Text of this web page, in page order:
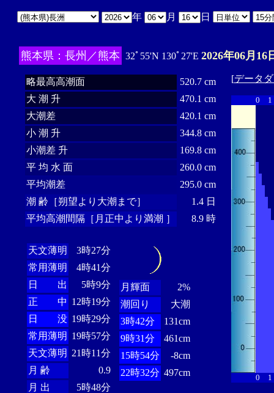
年 月 日
熊本県：長州／熊本 32ﾟ55'N 130ﾟ27'E 2026年06月16
略最高高潮面
520.7 cm
大 潮 升
470.1 cm
大潮差
420.1 cm
小 潮 升
344.8 cm
小潮差 升
169.8 cm
平 均 水 面
260.0 cm
平均潮差
295.0 cm
潮 齢［朔望より大潮まで］
1.4 日
平均高潮間隔［月正中より満潮 ］
8.9 時
天文薄明
3時27分
常用薄明
4時41分
日 出
5時9分
正 中 12時19分
日 没 19時29分
常用薄明 19時57分
天文薄明 21時11分
月 齢
0.9
月 出
5時48分
月輝面
2%
潮回り
大潮
3時42分
131cm
9時31分
461cm
15時54分
-8cm
22時32分 497cm
[データ
0 1
0 1